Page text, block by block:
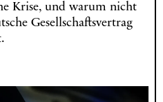
Krise, und warum nicht
Gesellschaftsvertrag